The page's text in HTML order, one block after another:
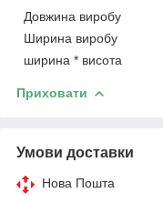
Довжина виробу
Ширина виробу
ширина * висота
Приховати
Умови доставки
Нова Пошта